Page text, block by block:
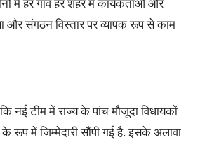
और संगठन विस्तार पर व्यापक रूप से काम
नई टीम में राज्य के पांच मौजूदा विधायकों
के रूप में जिम्मेदारी सौंपी गई है. इसके अलावा